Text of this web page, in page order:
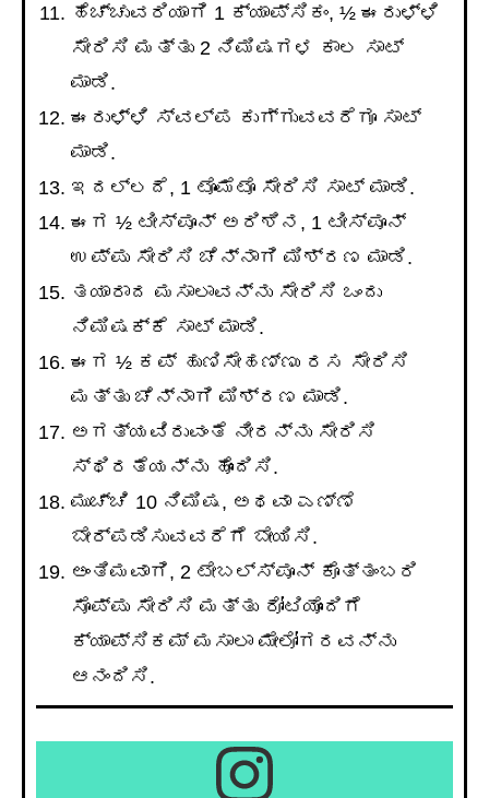
ಹೆಚ್ಚುವರಿಯಾಗಿ 1 ಕ್ಯಾಪ್ಸಿಕಂ, ½ ಈರುಳ್ಳಿ
ಸೇರಿಸಿ ಮತ್ತು 2 ನಿಮಿಷಗಳ ಕಾಲ ಸಾಟ್
ಮಾಡಿ.
ಈರುಳ್ಳಿ ಸ್ವಲ್ಪ ಕುಗ್ಗುವವರೆಗೂ ಸಾಟ್
ಮಾಡಿ.
ಇದಲ್ಲದೆ, 1 ಟೊಮೆಟೊ ಸೇರಿಸಿ ಸಾಟ್ ಮಾಡಿ.
ಈಗ ½ ಟೀಸ್ಪೂನ್ ಅರಿಶಿನ, 1 ಟೀಸ್ಪೂನ್
ಉಪ್ಪು ಸೇರಿಸಿ ಚೆನ್ನಾಗಿ ಮಿಶ್ರಣ ಮಾಡಿ.
ತಯಾರಾದ ಮಸಾಲಾವನ್ನು ಸೇರಿಸಿ ಒಂದು
ನಿಮಿಷಕ್ಕೆ ಸಾಟ್ ಮಾಡಿ.
ಈಗ ½ ಕಪ್ ಹುಣಿಸೇಹಣ್ಣು ರಸ ಸೇರಿಸಿ
ಮತ್ತು ಚೆನ್ನಾಗಿ ಮಿಶ್ರಣ ಮಾಡಿ.
ಅಗತ್ಯವಿರುವಂತೆ ನೀರನ್ನು ಸೇರಿಸಿ
ಸ್ಥಿರತೆಯನ್ನು ಹೊಂದಿಸಿ.
ಮುಚ್ಚಿ 10 ನಿಮಿಷ, ಅಥವಾ ಎಣ್ಣೆ
ಬೇರ್ಪಡಿಸುವವರೆಗೆ ಬೇಯಿಸಿ.
ಅಂತಿಮವಾಗಿ, 2 ಟೇಬಲ್ಸ್ಪೂನ್ ಕೊತ್ತಂಬರಿ
ಸೊಪ್ಪು ಸೇರಿಸಿ ಮತ್ತು ರೋಟಿಯೊಂದಿಗೆ
ಕ್ಯಾಪ್ಸಿಕಮ್ ಮಸಾಲಾ ಮೇಲೋಗರವನ್ನು
ಆನಂದಿಸಿ.